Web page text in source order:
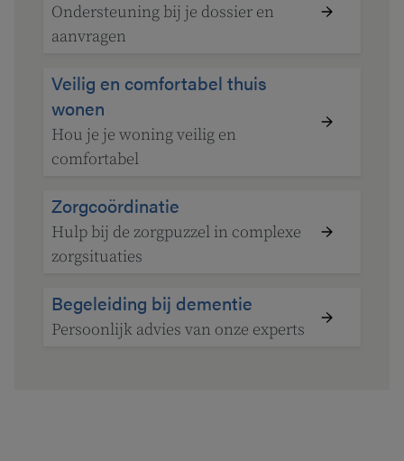
Ondersteuning bij je dossier en
aanvragen
Veilig en comfortabel thuis
wonen
Hou je je woning veilig en
comfortabel
Zorgcoördinatie
Hulp bij de zorgpuzzel in complexe
zorgsituaties
Begeleiding bij dementie
Persoonlijk advies van onze experts